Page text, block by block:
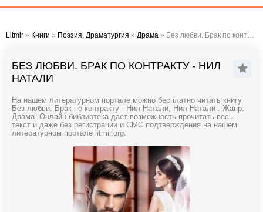
Litmir » Книги » Поэзия, Драматургия » Драма » Без любви. Брак по контракту - Нил Натали
БЕЗ ЛЮБВИ. БРАК ПО КОНТРАКТУ - НИЛ
НАТАЛИ
На нашем литературном портале можно бесплатно читать книгу
Без любви. Брак по контракту - Нил Натали, Нил Натали . Жанр:
Драма. Онлайн библиотека дает возможность прочитать весь
текст и даже без регистрации и СМС подтверждения на нашем
литературном портале litmir.org.